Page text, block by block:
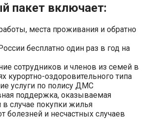
пакет включает:
места проживания и обратно
бесплатно один раз в год на
сотрудников и членов из семей в
курортно-оздоровительного типа
услуги по полису ДМС
поддержка, оказываемая
в случае покупки жилья
болезней и несчастных случаев